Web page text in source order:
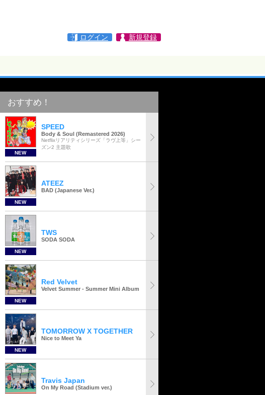
ログイン 新規登録
おすすめ！
NEW
SPEED
Body & Soul (Remastered 2026)
Netflixリアリティシリーズ「ラヴ上等」シー
ズン2 主題歌
NEW
ATEEZ
BAD (Japanese Ver.)
NEW
TWS
SODA SODA
NEW
Red Velvet
Velvet Summer - Summer Mini Album
NEW
TOMORROW X TOGETHER
Nice to Meet Ya
Travis Japan
On My Road (Stadium ver.)